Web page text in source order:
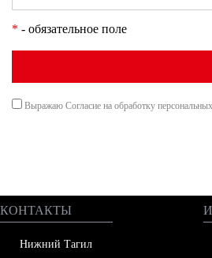
* - обязательное поле
Выражаю Согласие на обработку
КОНТАКТЫ
Нижний Тагил